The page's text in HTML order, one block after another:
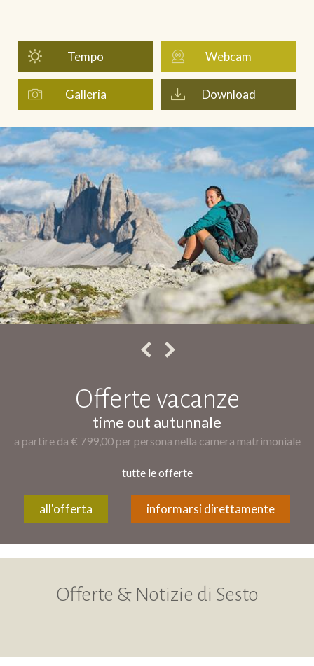
Tempo Webcam
Galleria Download
Offerte vacanze
time out autunnale
a partire da € 799,00 per persona nella camera matrimoniale
tutte le offerte
all'offerta informarsi direttamente
Offerte & Notizie di Sesto